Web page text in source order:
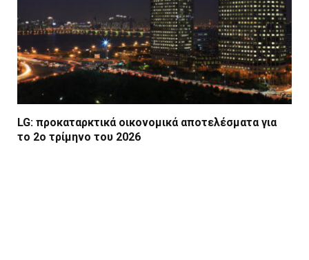
LG: προκαταρκτικά οικονομικά αποτελέσματα για
το 2ο τρίμηνο του 2026